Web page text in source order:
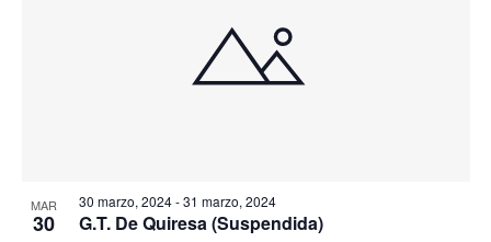
MAR
30
30 marzo, 2024-31 marzo, 2024
G.T. De Quiresa (Suspendida)